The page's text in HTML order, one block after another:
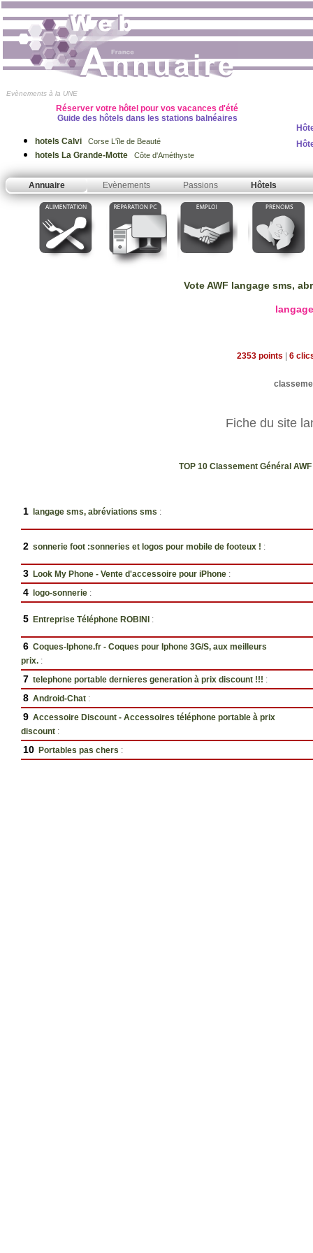
Evènements à la UNE
Réserver votre hôtel pour vos vacances d'été
Guide des hôtels dans les stations balnéaires
hotels Calvi Corse L'île de Beauté
hotels La Grande-Motte Côte d'Améthyste
Annuaire Evènements Passions Hôtels
Vote AWF langage sms,
2353 points 6
Fiche du site
TOP 10 Classement Général
1 langage sms, abréviations sms :
2 sonnerie foot :sonneries et logos pour mobile de footeux ! :
3 Look My Phone - Vente d'accessoire pour iPhone :
4 logo-sonnerie :
5 Entreprise Téléphone ROBINI :
6 Coques-Iphone.fr - Coques pour Iphone 3G/S, aux meilleurs
prix. :
7 telephone portable dernieres generation à prix discount !!! :
8 Android-Chat :
9 Accessoire Discount - Accessoires téléphone portable à prix
discount :
10 Portables pas chers :